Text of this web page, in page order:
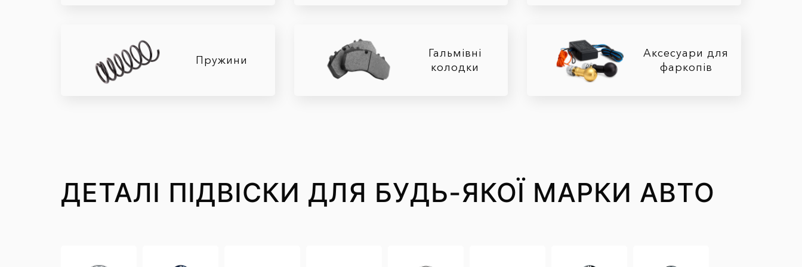
Пружини
Гальмівні
колодки
Аксесуари для
фаркопів
ДЕТАЛІ ПІДВІСКИ ДЛЯ БУДЬ-ЯКОЇ МАРКИ АВТО